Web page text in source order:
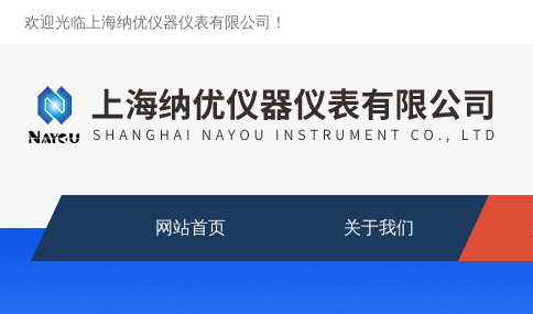
欢迎光临上海纳优仪器仪表有限公司！
网站首页 关于我们